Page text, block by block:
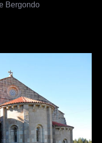
Bergondo